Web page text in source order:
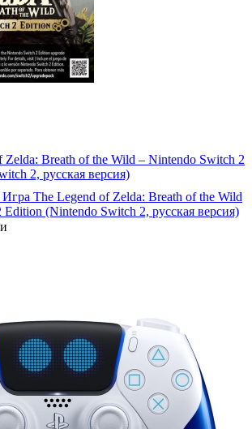
Zelda: Breath of the Wild – Nintendo Switch 2
2, русская версия)
The Legend of Zelda: Breath of the Wild
(Nintendo Switch 2, русская версия)